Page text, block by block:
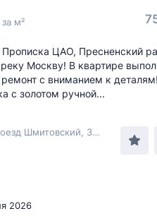
м²
ЦАО, Пресненский
Москву! В квартире
с вниманием к
с золотом ручной...
Шмитовский , 39к6
2026